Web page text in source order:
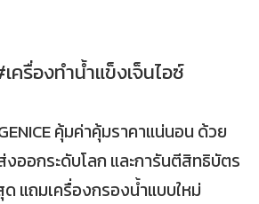
รื่องทำน้ำแข็งเจ็นไอซ์
คุ้มค่าคุ้มราคาแน่นอน ด้วย
อกระดับโลก และการันตีสิทธิบัตร
แถมเครื่องกรองน้ำแบบใหม่